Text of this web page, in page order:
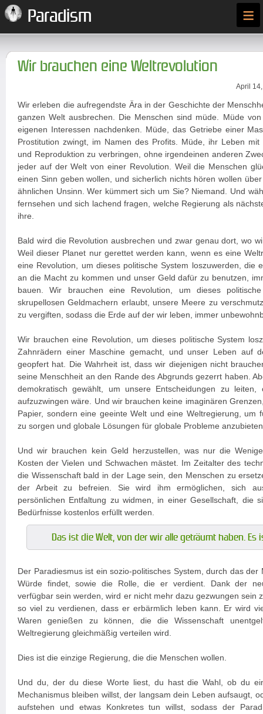
Paradism ≡
Wir brauchen eine Weltrevolution
April
Wir erleben die aufregendste Ära in der Geschichte der
ganzen Welt ausbrechen. Die Menschen sind müde. Müde
eigenen Interessen nachdenken. Müde, das Getriebe einer
Prostitution zwingt, im Namen des Profits. Müde, ihr Leben mit
und Reproduktion zu verbringen, ohne irgendeinen anderen
jeder auf der Welt von einer Revolution. Weil die Menschen
einen Sinn geben wollen, und sicherlich nichts hören wollen
ähnlichen Unsinn. Wer kümmert sich um Sie? Niemand. Und
fernsehen und sich lachend fragen, welche Regierung als
ihre.
Bald wird die Revolution ausbrechen und zwar genau dort, wo
Weil dieser Planet nur gerettet werden kann, wenn es eine
eine Revolution, um dieses politische System loszuwerden, die
an die Macht zu kommen und unser Geld dafür zu benutzen,
bauen. Wir brauchen eine Revolution, um dieses
skrupellosen Geldmachern erlaubt, unsere Meere zu
zu vergiften, sodass die Erde auf der wir leben, immer
Wir brauchen eine Revolution, um dieses politische System
Zahnrädern einer Maschine gemacht, und unser Leben auf
geopfert hat. Die Wahrheit ist, dass wir diejenigen nicht
seine Menschheit an den Rande des Abgrunds gezerrt haben.
demokratisch gewählt, um unsere Entscheidungen zu
aufzuzwingen wäre. Und wir brauchen keine imaginären
Papier, sondern eine geeinte Welt und eine Weltregierung, um
zu sorgen und globale Lösungen für globale Probleme
Und wir brauchen kein Geld herzustellen, was nur die
Kosten der Vielen und Schwachen mästet. Im Zeitalter des
die Wissenschaft bald in der Lage sein, den Menschen zu
der Arbeit zu befreien. Sie wird ihm ermöglichen, sich
persönlichen Entfaltung zu widmen, in einer Gesellschaft, die
Bedürfnisse kostenlos erfüllt werden.
Das ist die Welt, von der wir alle geträumt haben. Es
Der Paradiesmus ist ein sozio-politisches System, durch das der
Würde findet, sowie die Rolle, die er verdient. Dank der
verfügbar sein werden, wird er nicht mehr dazu gezwungen sein
so viel zu verdienen, dass er erbärmlich leben kann. Er wird
Waren genießen zu können, die die Wissenschaft
Weltregierung gleichmäßig verteilen wird.
Dies ist die einzige Regierung, die die Menschen wollen.
Und du, der du diese Worte liest, du hast die Wahl, ob du
Mechanismus bleiben willst, der langsam dein Leben aufsaugt,
aufstehen und etwas Konkretes tun willst, sodass der